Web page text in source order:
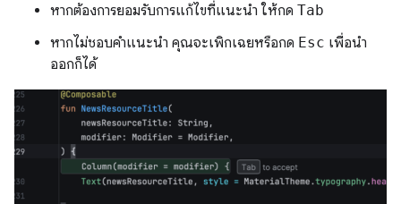
หากต้องการยอมรับการแก้ไขที่แนะนำ ให้กด Tab
หากไม่ชอบคำแนะนำ คุณจะเพิกเฉยหรือกด Esc เพื่อนำ
ออกก็ได้